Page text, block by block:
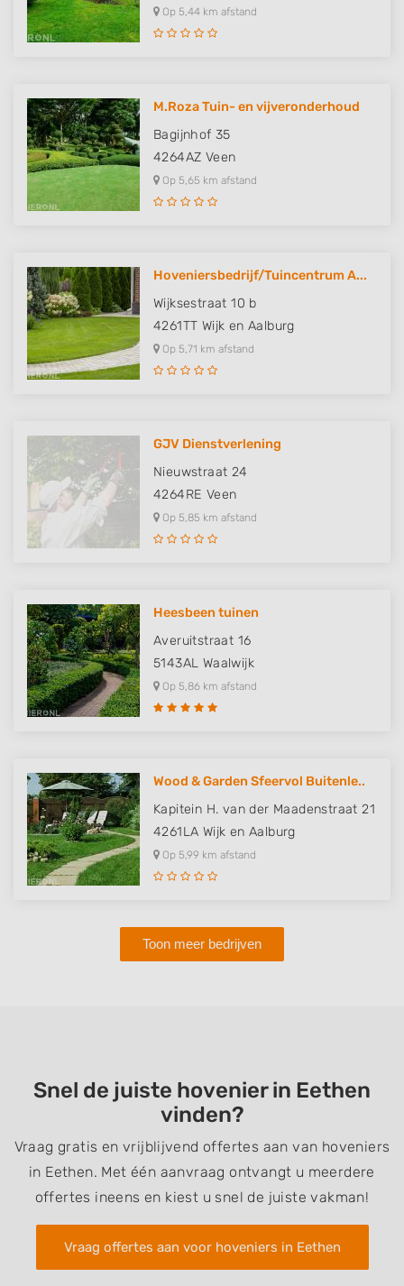
Op 5,44 km afstand
M.Roza Tuin- en vijveronderhoud
Bagijnhof 35
4264AZ Veen
Op 5,65 km afstand
Hoveniersbedrijf/Tuincentrum A...
Wijksestraat 10 b
4261TT Wijk en Aalburg
Op 5,71 km afstand
GJV Dienstverlening
Nieuwstraat 24
4264RE Veen
Op 5,85 km afstand
Heesbeen tuinen
Averuitstraat 16
5143AL Waalwijk
Op 5,86 km afstand
Wood & Garden Sfeervol Buitenle..
Kapitein H. van der Maadenstraat 21
4261LA Wijk en Aalburg
Op 5,99 km afstand
Toon meer bedrijven
Snel de juiste hovenier in Eethen
vinden?
Vraag gratis en vrijblijvend offertes aan van hoveniers
in Eethen. Met één aanvraag ontvangt u meerdere
offertes ineens en kiest u snel de juiste vakman!
Vraag offertes aan voor hoveniers in Eethen